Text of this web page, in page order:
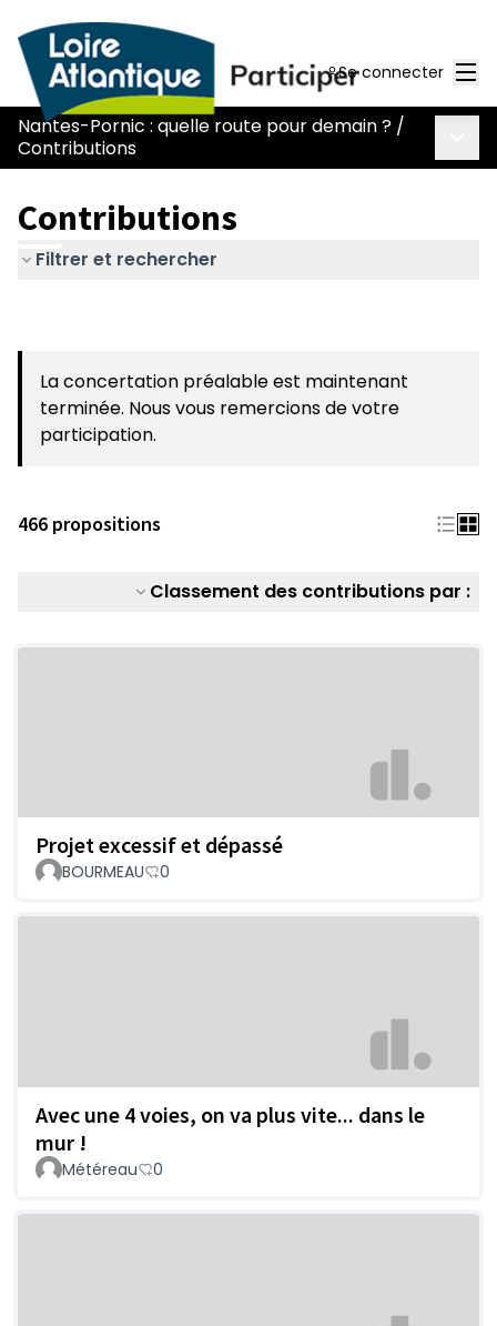
Se connecter
Nantes-Pornic : quelle route pour demain ? /
Contributions
Contributions
Filtrer et rechercher
La concertation préalable est maintenant
terminée. Nous vous remercions de votre
participation.
466 propositions
Classement des contributions par :
Projet excessif et dépassé
BOURMEAU 0
Avec une 4 voies, on va plus vite... dans le
mur !
Météreau 0